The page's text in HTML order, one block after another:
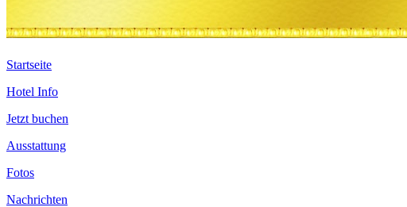
Startseite
Hotel Info
Jetzt buchen
Ausstattung
Fotos
Nachrichten